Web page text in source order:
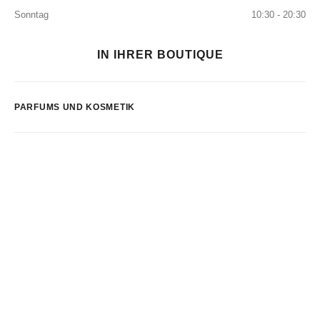
Sonntag
10:30 - 20:30
IN IHRER BOUTIQUE
PARFUMS UND KOSMETIK